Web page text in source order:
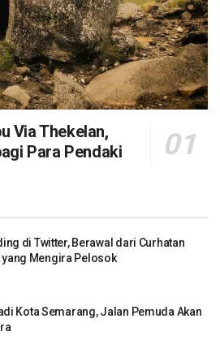
Via Thekelan,
Para Pendaki
di Twitter, Berawal dari Curhatan
yang Mengira Pelosok
Kota Semarang, Jalan Pemuda Akan